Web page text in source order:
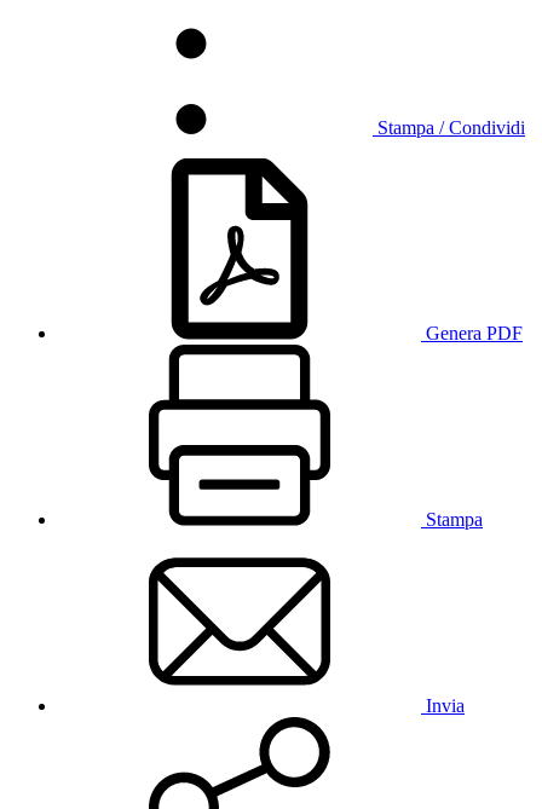
Stampa / Condividi
Genera PDF
Stampa
Invia